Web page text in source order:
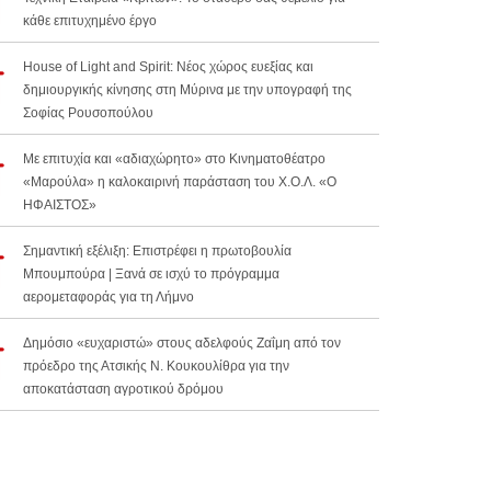
κάθε επιτυχημένο έργο
House of Light and Spirit: Νέος χώρος ευεξίας και
δημιουργικής κίνησης στη Μύρινα με την υπογραφή της
Σοφίας Ρουσοπούλου
Με επιτυχία και «αδιαχώρητο» στο Κινηματοθέατρο
«Μαρούλα» η καλοκαιρινή παράσταση του Χ.Ο.Λ. «Ο
ΗΦΑΙΣΤΟΣ»
Σημαντική εξέλιξη: Επιστρέφει η πρωτοβουλία
Μπουμπούρα | Ξανά σε ισχύ το πρόγραμμα
αερομεταφοράς για τη Λήμνο
Δημόσιο «ευχαριστώ» στους αδελφούς Ζαΐμη από τον
πρόεδρο της Ατσικής Ν. Κουκουλίθρα για την
αποκατάσταση αγροτικού δρόμου